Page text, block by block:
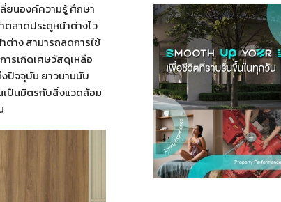
ยนองค์ความรู้ ศึกษา
ลาดประตูหน้าต่างไว
ต่าง สามารถลดการใช้
รเกิดเศษวัสดุเหลือ
ปัจจุบัน ยาวนานนับ
เป็นมิตรกับสิ่งแวดล้อม